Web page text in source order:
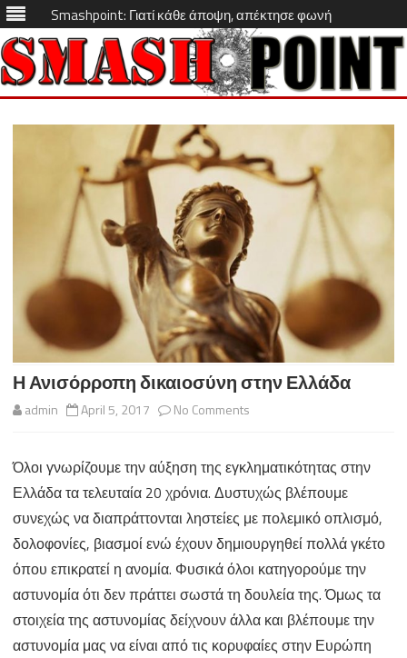
Smashpoint: Γιατί κάθε άποψη, απέκτησε φωνή
Skip
content
Η Ανισόρροπη δικαιοσύνη στην Ελλάδα
admin April 5, 2017 No Comments
Ανισόρροπη
δικαιοσύνη
Ελλάδα
Όλοι γνωρίζουμε την αύξηση της εγκληματικότητας στην
Ελλάδα τα τελευταία 20 χρόνια. Δυστυχώς βλέπουμε
συνεχώς να διαπράττονται ληστείες με πολεμικό οπλισμό,
δολοφονίες, βιασμοί ενώ έχουν δημιουργηθεί πολλά γκέτο
όπου επικρατεί η ανομία. Φυσικά όλοι κατηγορούμε την
αστυνομία ότι δεν πράττει σωστά τη δουλεία της. Όμως τα
στοιχεία της αστυνομίας δείχνουν άλλα και βλέπουμε την
αστυνομία μας να είναι από τις κορυφαίες στην Ευρώπη